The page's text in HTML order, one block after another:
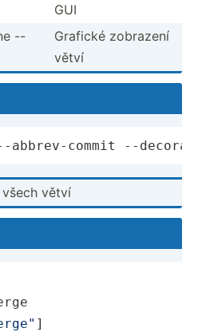
GUI
--
Grafické zobrazení
větví
abbrev-commit --
větví
]